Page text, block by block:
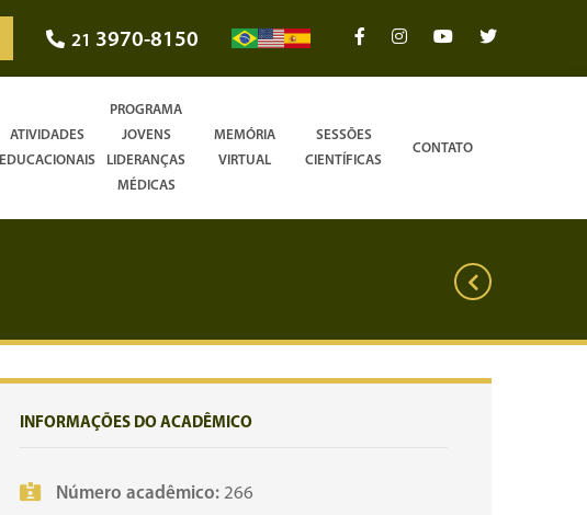
21 3970-8150
ATIVIDADES
EDUCACIONAIS
PROGRAMA
JOVENS
LIDERANÇAS
MÉDICAS
MEMÓRIA
VIRTUAL
SESSÕES
CIENTÍFICAS
CONTATO
INFORMAÇÕES DO ACADÊMICO
Número acadêmico: 266